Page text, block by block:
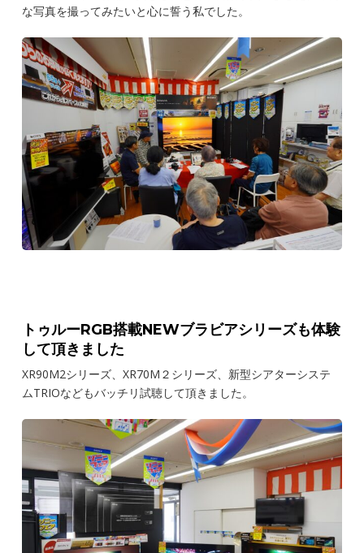
な写真を撮ってみたいと心に誓う私でした。
トゥルーRGB搭載NEWブラビアシリーズも体験
して頂きました
XR90M2シリーズ、XR70M２シリーズ、新型シアターシステ
ムTRIOなどもバッチリ試聴して頂きました。